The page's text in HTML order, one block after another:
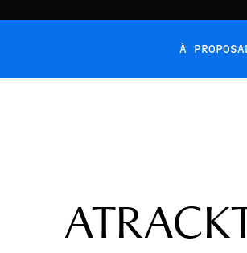
À PROPOS